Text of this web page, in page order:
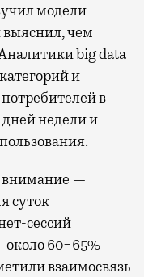
чем
big data
и
в
дней недели и
внимание —
суток
сессий
60−65%
взаимосвязь